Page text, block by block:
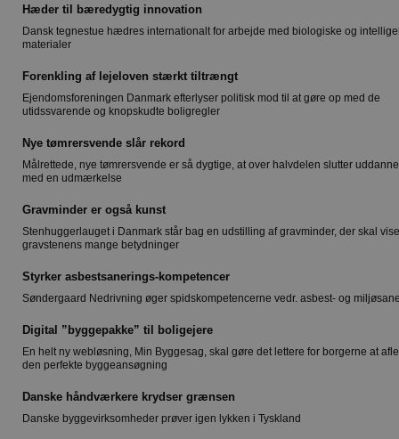
Hæder til bæredygtig innovation
Dansk tegnestue hædres internationalt for arbejde med biologiske og
materialer
Forenkling af lejeloven stærkt tiltrængt
Ejendomsforeningen Danmark efterlyser politisk mod til at gøre op med de
utidssvarende og knopskudte boligregler
Nye tømrersvende slår rekord
Målrettede, nye tømrersvende er så dygtige, at over halvdelen slutter
med en udmærkelse
Gravminder er også kunst
Stenhuggerlauget i Danmark står bag en udstilling af gravminder, der skal vise
gravstenens mange betydninger
Styrker asbestsanerings-kompetencer
Søndergaard Nedrivning øger spidskompetencerne vedr. asbest- og
Digital ”byggepakke” til boligejere
En helt ny webløsning, Min Byggesag, skal gøre det lettere for borgerne at
den perfekte byggeansøgning
Danske håndværkere krydser grænsen
Danske byggevirksomheder prøver igen lykken i Tyskland